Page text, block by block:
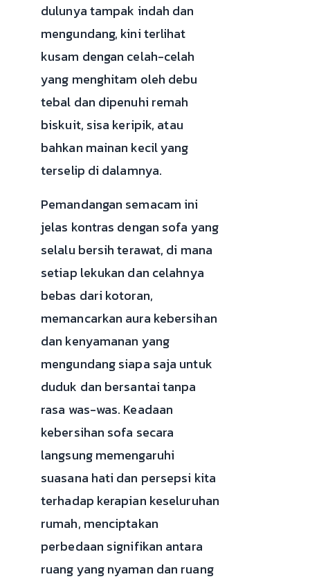
dulunya tampak indah dan
mengundang, kini terlihat
kusam dengan celah-celah
yang menghitam oleh debu
tebal dan dipenuhi remah
biskuit, sisa keripik, atau
bahkan mainan kecil yang
terselip di dalamnya.
Pemandangan semacam ini
jelas kontras dengan sofa yang
selalu bersih terawat, di mana
setiap lekukan dan celahnya
bebas dari kotoran,
memancarkan aura kebersihan
dan kenyamanan yang
mengundang siapa saja untuk
duduk dan bersantai tanpa
rasa was-was. Keadaan
kebersihan sofa secara
langsung memengaruhi
suasana hati dan persepsi kita
terhadap kerapian keseluruhan
rumah, menciptakan
perbedaan signifikan antara
ruang yang nyaman dan ruang